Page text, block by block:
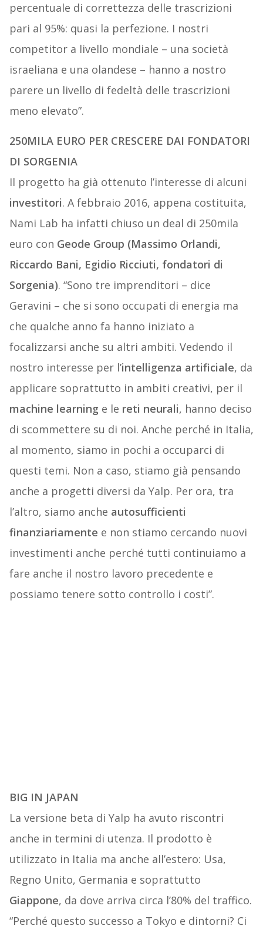
percentuale di correttezza delle trascrizioni
pari al 95%: quasi la perfezione. I nostri
competitor a livello mondiale – una società
israeliana e una olandese – hanno a nostro
parere un livello di fedeltà delle trascrizioni
meno elevato”.
250MILA EURO PER CRESCERE DAI FONDATORI
DI SORGENIA
Il progetto ha già ottenuto l’interesse di alcuni
investitori. A febbraio 2016, appena costituita,
Nami Lab ha infatti chiuso un deal di 250mila
euro con Geode Group (Massimo Orlandi,
Riccardo Bani, Egidio Ricciuti, fondatori di
Sorgenia). “Sono tre imprenditori – dice
Geravini – che si sono occupati di energia ma
che qualche anno fa hanno iniziato a
focalizzarsi anche su altri ambiti. Vedendo il
nostro interesse per l’intelligenza artificiale, da
applicare soprattutto in ambiti creativi, per il
machine learning e le reti neurali, hanno deciso
di scommettere su di noi. Anche perché in Italia,
al momento, siamo in pochi a occuparci di
questi temi. Non a caso, stiamo già pensando
anche a progetti diversi da Yalp. Per ora, tra
l’altro, siamo anche autosufficienti
finanziariamente e non stiamo cercando nuovi
investimenti anche perché tutti continuiamo a
fare anche il nostro lavoro precedente e
possiamo tenere sotto controllo i costi”.
BIG IN JAPAN
La versione beta di Yalp ha avuto riscontri
anche in termini di utenza. Il prodotto è
utilizzato in Italia ma anche all’estero: Usa,
Regno Unito, Germania e soprattutto
Giappone, da dove arriva circa l’80% del traffico.
“Perché questo successo a Tokyo e dintorni? Ci